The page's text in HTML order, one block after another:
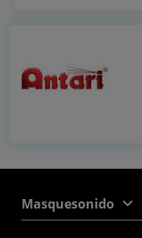
Masquesonido